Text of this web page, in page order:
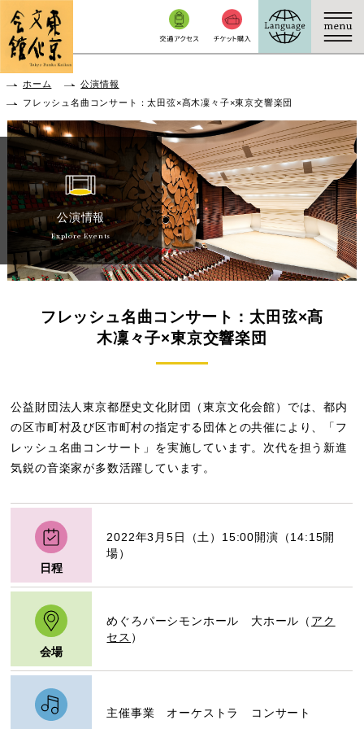
本文へ移動
ホーム
公演情報
フレッシュ名曲コンサート：太田弦×髙木凜々子×東京交響楽団
公演情報
Explore Events
フレッシュ名曲コンサート：太田弦×髙
木凜々子×東京交響楽団
公益財団法人東京都歴史文化財団（東京文化会館）では、都内
の区市町村及び区市町村の指定する団体との共催により、「フ
レッシュ名曲コンサート」を実施しています。次代を担う新進
気鋭の音楽家が多数活躍しています。
日程
2022年3月5日（土）15:00開演（14:15開
場）
会場
めぐろパーシモンホール 大ホール（ アク
セス ）
主催事業 オーケストラ コンサート